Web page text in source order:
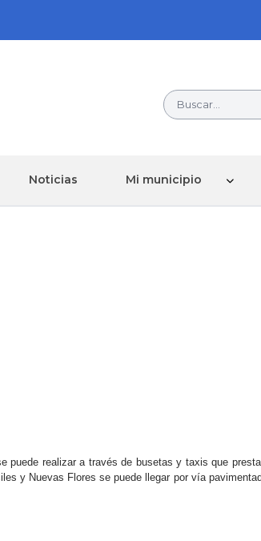
Buscar...
Noticias Mi municipio
puede realizar a través de busetas y taxis que
y Nuevas Flores se puede llegar por vía